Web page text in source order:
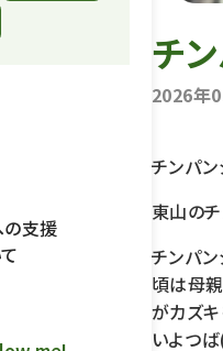
支援
チ
2026年
チンパ
東山の
チンパ
頃は母
がカズ
いよつ